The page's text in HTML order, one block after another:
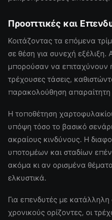
Προοπτικές και
Κοιτάζοντας τα επόμενα
σε θέση για συνεχή εξέλιξη.
μπορούσαν να επιταχύνουν
τρέχουσες τάσεις,
παρακολούθηση απαραίτητη
Η τοποθέτηση
υπόψη τόσο το βασικό
ακραίους κινδύνους. Η
υποτομέων και σταδίων
ακόμα κι αν ορισμένα θέματα
ελκυστικά.
Για επενδυτές με
χρονικούς ορίζοντες, οι